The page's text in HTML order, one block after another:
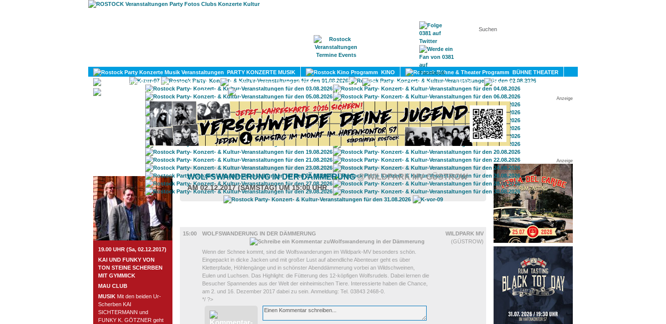
KONTAKT
PARTY KONZERTE MUSIK KINO
BÜHNE THEATER
KULTUR
LITERATUR SPORT
DIVERSES
UMLAND
Anzeige
ROSTOCK TAGESTIPP
19.00 UHR (Sa, 02.12.2017)
KAI UND FUNKY VON
TON STEINE SCHERBEN
MIT GYMMICK
MAU CLUB
MUSIK Mit den beiden Ur-
Scherben KAI
SICHTERMANN und
FUNKY K. GÖTZNER geht
Anzeige
WOLFSWANDERUNG IN DER DÄMMERUNG@ WILDPARK MV GÜSTROW
AM 02.12.2017 (SAMSTAG) UM 15:00 UHR
15:00
WOLFSWANDERUNG IN DER DÄMMERUNG
WILDPARK MV
(GÜSTROW)
Wenn der Schnee kommt, sind die Wolfswanderungen im Wildpark-MV besonders schön.
Eingepackt in dicke Jacken und mit großer Lust auf abendliche Abenteuer geht es über
Kletterpfade, Höhlengänge und in schönster Abenddämmerung vorbei an Wildschweinen,
Eulen und Luchsen. Das Highlight: die Fütterung des 12-köpfigen Wolfsrudels. Dabei lernen die
Besucher Spannendes aus der Welt der einheimischen Tiere. Interessierte haben die Chance,
am 2. und 16. Dezember 2017 dabei zu sein. Anmeldung: Tel. 03843 2468-0.
*/ ?>